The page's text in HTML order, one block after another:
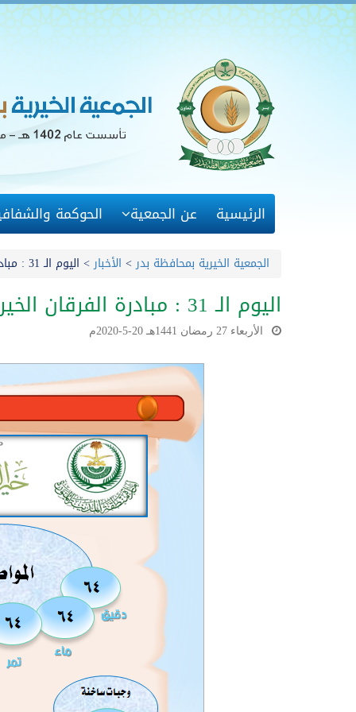
الرئيسية عن الجمعية الحوكمة
الجمعية الخيرية بمحافظة بدر> الأخبار> اليوم الـ 31 : مبادرة الفرقان الخيرية
اليوم الـ 31 : مبادرة الفرقان الخيرية
الأربعاء 27 رمضان 1441هـ 20-5-2020م